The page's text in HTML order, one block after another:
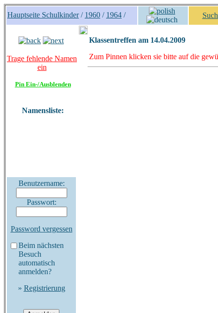
Hauptseite Schulkinder/ 1960 / 1964 /
Trage fehlende Namen
ein
Pin Ein-/Ausblenden
Namensliste:
Benutzername:
Passwort:
Password vergessen
Beim nächsten
Besuch
automatisch
anmelden?
» Registrierung
Klassentreffen am 14.04.2009
Zum Pinnen klicken sie bitte auf die